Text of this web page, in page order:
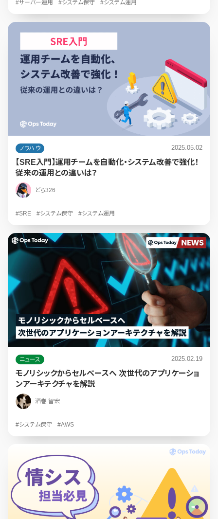
#サーバー運用 #システム保守 #システム運用
ノウハウ 2025.05.02
【SRE入門】運用チームを自動化・システム改善で強化！
従来の運用との違いは？
どら326
#SRE #システム保守 #システム運用
ニュース 2025.02.19
モノリシックからセルベースへ 次世代のアプリケーショ
ンアーキテクチャを解説
酒巻 智宏
#システム保守 #AWS